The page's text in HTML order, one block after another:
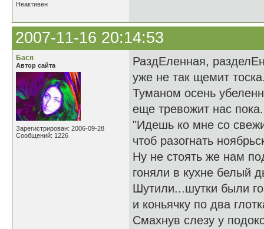
Неактивен
2007-11-16 20:14:53
Бася
Автор сайта
Зарегистрирован: 2006-09-28
Сообщений: 1226
РаздЕленная,
уже не так щемит
Туманом осень
еще тревожит нас пока.
"Идешь ко мне со
чтоб разогнать
Ну не стоять же нам
гоняли в кухне белый
Шутили...шутки были
и коньячку по два
Смахнув слезу у